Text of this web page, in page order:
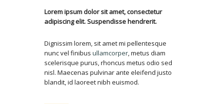
Lorem ipsum dolor sit amet, consectetur
adipiscing elit. Suspendisse hendrerit.
Dignissim lorem, sit amet mi pellentesque
nunc vel finibus ullamcorper, metus diam
scelerisque purus, rhoncus metus odio sed
nisl. Maecenas pulvinar ante eleifend justo
blandit, id laoreet nibh euismod.